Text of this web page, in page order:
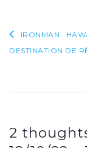
de
IRONMAN :
DESTINATION DE
2